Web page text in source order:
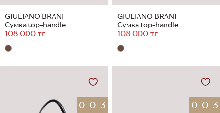
GIULIANO BRANI
Сумка top-handle
108 000 тг
GIULIANO BRANI
Сумка top-handle
108 000 тг
0-0-3 0-0-3